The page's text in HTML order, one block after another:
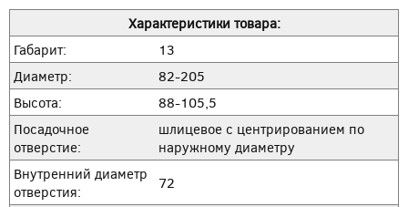
Характеристики товара:
Габарит:
13
Диаметр:
82-205
Высота:
88-105,5
Посадочное
отверстие:
шлицевое с центрированием по
наружному диаметру
Внутренний диаметр
отверстия:
72